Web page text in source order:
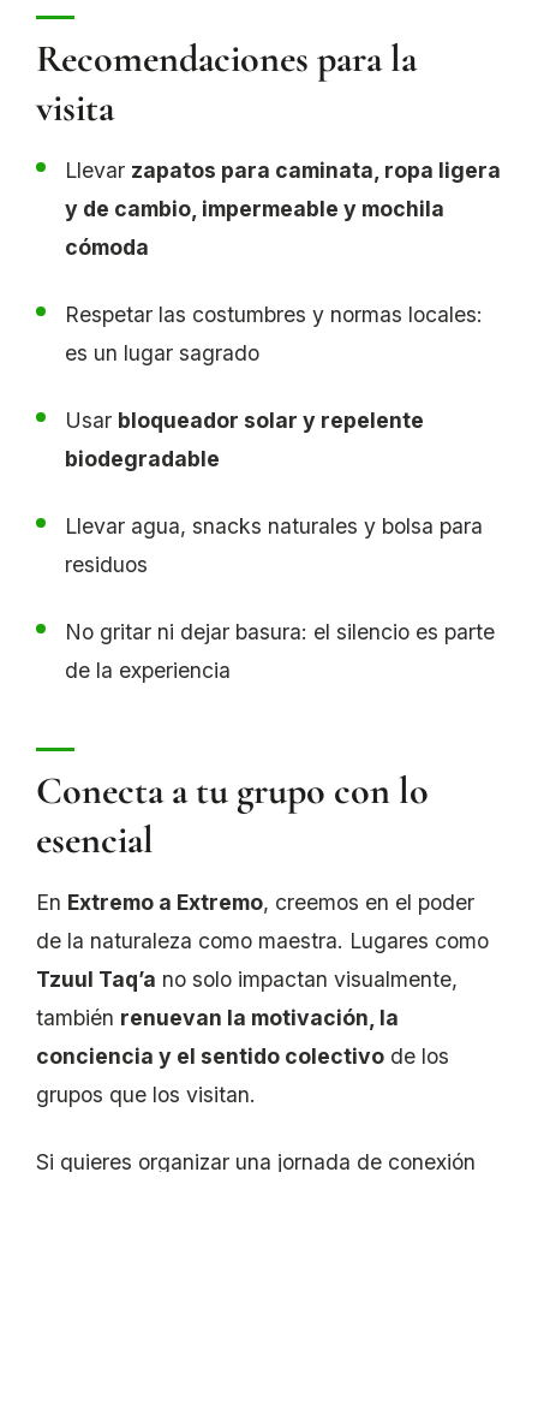
Recomendaciones para la
visita
Llevar zapatos para caminata, ropa ligera
y de cambio, impermeable y mochila
cómoda
Respetar las costumbres y normas locales:
es un lugar sagrado
Usar bloqueador solar y repelente
biodegradable
Llevar agua, snacks naturales y bolsa para
residuos
No gritar ni dejar basura: el silencio es parte
de la experiencia
Conecta a tu grupo con lo
esencial
En Extremo a Extremo, creemos en el poder
de la naturaleza como maestra. Lugares como
Tzuul Taq’a no solo impactan visualmente,
también renuevan la motivación, la
conciencia y el sentido colectivo de los
grupos que los visitan.
Si quieres organizar una jornada de conexión